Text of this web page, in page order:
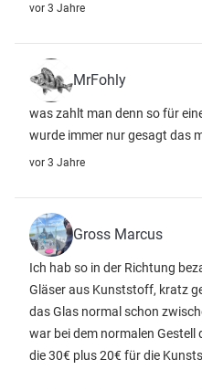
vor 3 Jahre
MrFohly
was zahlt man denn so für
wurde immer nur gesagt das
vor 3 Jahre
Gross Marcus
Ich hab so in der Richtung
Gläser aus Kunststoff, kratz
das Glas normal schon
war bei dem normalen Gestell
die 30€ plus 20€ für die